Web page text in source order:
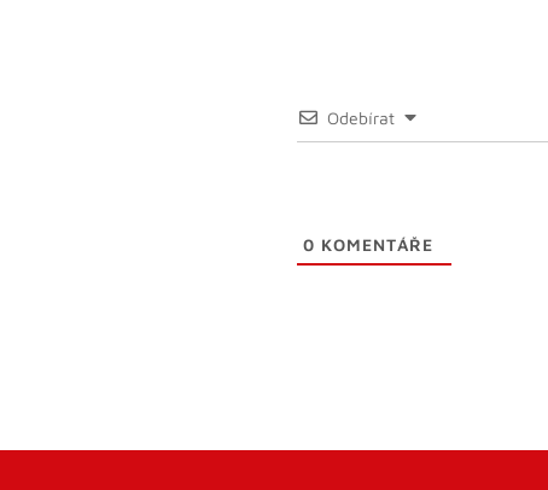
Odebírat
0 KOMENTÁŘE